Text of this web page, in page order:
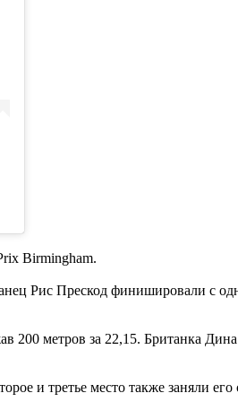
Birmingham.
Рис Прескод финишировали с
200 метров за 22,15. Британка
и третье место также заняли